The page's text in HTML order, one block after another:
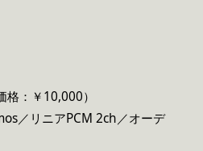
：￥10,000）
／リニアPCM 2ch／オーデ